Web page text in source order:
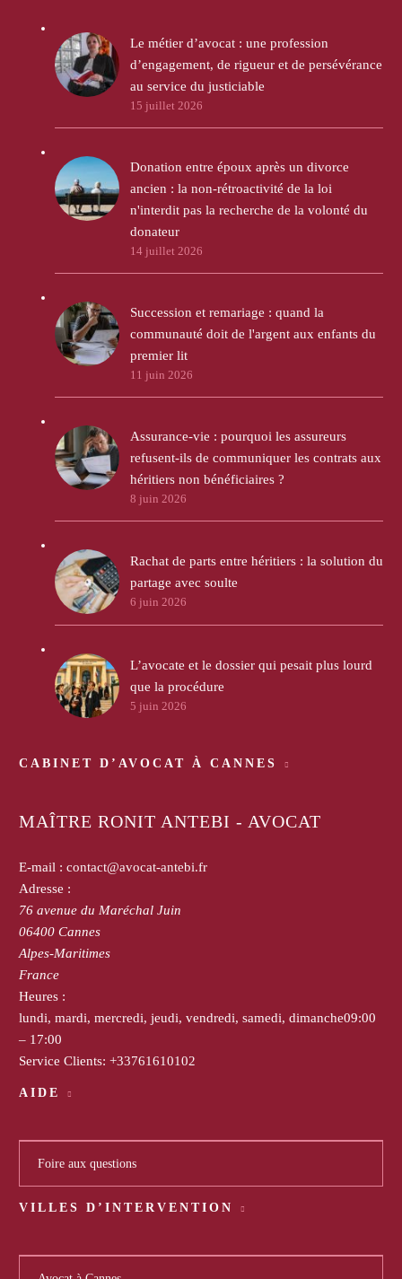
Le métier d’avocat : une profession
d’engagement, de rigueur et de persévérance
au service du justiciable
15 juillet 2026
Donation entre époux après un divorce
ancien : la non-rétroactivité de la loi
n'interdit pas la recherche de la volonté du
donateur
14 juillet 2026
Succession et remariage : quand la
communauté doit de l'argent aux enfants du
premier lit
11 juin 2026
Assurance-vie : pourquoi les assureurs
refusent-ils de communiquer les contrats aux
héritiers non bénéficiaires ?
8 juin 2026
Rachat de parts entre héritiers : la solution du
partage avec soulte
6 juin 2026
L’avocate et le dossier qui pesait plus lourd
que la procédure
5 juin 2026
CABINET D’AVOCAT À CANNES
MAÎTRE RONIT ANTEBI - AVOCAT
E-mail : contact@avocat-antebi.fr
Adresse :
76 avenue du Maréchal Juin
06400 Cannes
Alpes-Maritimes
France
Heures :
lundi, mardi, mercredi, jeudi, vendredi, samedi, dimanche09:00
– 17:00
Service Clients: +33761610102
AIDE
Foire aux questions
VILLES D’INTERVENTION